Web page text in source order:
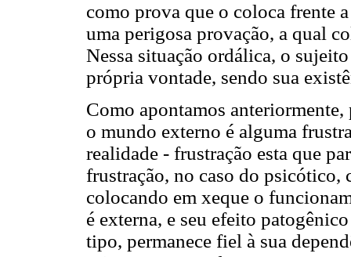
como prova que o coloca frente
uma perigosa provação, a qual
Nessa situação ordálica, o
própria vontade, sendo sua
Como apontamos
o mundo externo é alguma
realidade - frustração esta que
frustração, no caso do psicótico,
colocando em xeque o
é externa, e seu efeito
tipo, permanece fiel à sua